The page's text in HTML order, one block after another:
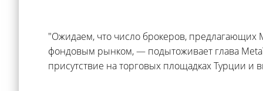
"Ожидаем, что число брокеров, предлагающих
фондовым рынком, — подытоживает глава
присутствие на торговых площадках Турции